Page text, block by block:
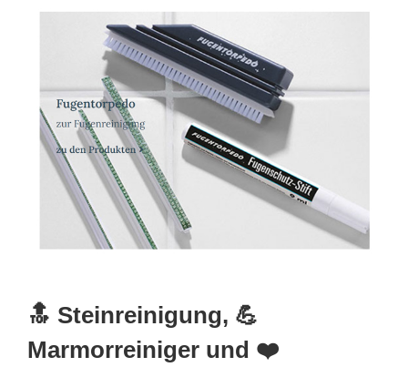
🔝 Steinreinigung, 💪
Marmorreiniger und ❤️